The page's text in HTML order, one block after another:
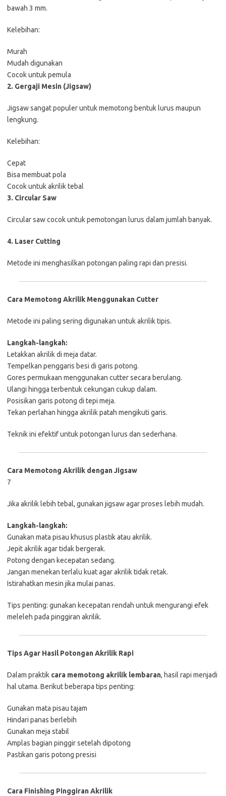
bawah 3 mm.
Kelebihan:
Murah
Mudah digunakan
Cocok untuk pemula
2. Gergaji Mesin (Jigsaw)
Jigsaw sangat populer untuk memotong bentuk lurus maupun
lengkung.
Kelebihan:
Cepat
Bisa membuat pola
Cocok untuk akrilik tebal
3. Circular Saw
Circular saw cocok untuk pemotongan lurus dalam jumlah banyak.
4. Laser Cutting
Metode ini menghasilkan potongan paling rapi dan presisi.
Cara Memotong Akrilik Menggunakan Cutter
Metode ini paling sering digunakan untuk akrilik tipis.
Langkah-langkah:
Letakkan akrilik di meja datar.
Tempelkan penggaris besi di garis potong.
Gores permukaan menggunakan cutter secara berulang.
Ulangi hingga terbentuk cekungan cukup dalam.
Posisikan garis potong di tepi meja.
Tekan perlahan hingga akrilik patah mengikuti garis.
Teknik ini efektif untuk potongan lurus dan sederhana.
Cara Memotong Akrilik dengan Jigsaw
7
Jika akrilik lebih tebal, gunakan jigsaw agar proses lebih mudah.
Langkah-langkah:
Gunakan mata pisau khusus plastik atau akrilik.
Jepit akrilik agar tidak bergerak.
Potong dengan kecepatan sedang.
Jangan menekan terlalu kuat agar akrilik tidak retak.
Istirahatkan mesin jika mulai panas.
Tips penting: gunakan kecepatan rendah untuk mengurangi efek
meleleh pada pinggiran akrilik.
Tips Agar Hasil Potongan Akrilik Rapi
Dalam praktik cara memotong akrilik lembaran, hasil rapi menjadi
hal utama. Berikut beberapa tips penting:
Gunakan mata pisau tajam
Hindari panas berlebih
Gunakan meja stabil
Amplas bagian pinggir setelah dipotong
Pastikan garis potong presisi
Cara Finishing Pinggiran Akrilik